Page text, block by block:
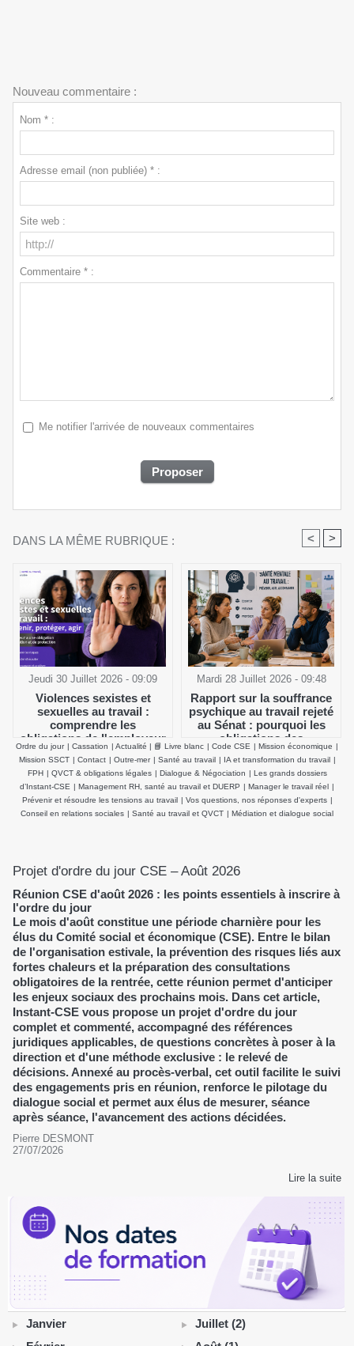
Nouveau commentaire :
Nom * :
Adresse email (non publiée) * :
Site web :
Commentaire * :
Me notifier l'arrivée de nouveaux commentaires
DANS LA MÊME RUBRIQUE : < >
Jeudi 30 Juillet 2026 - 09:09
Violences sexistes et
sexuelles au travail :
comprendre les
obligations de l'employeur
et agir efficacement
Mardi 28 Juillet 2026 - 09:48
Rapport sur la souffrance
psychique au travail rejeté
au Sénat : pourquoi les
obligations des
employeurs et du CSE
demeurent inchangées
Ordre du jour | Cassation | Actualité | 📘 Livre blanc | Code CSE | Mission économique |
Mission SSCT | Contact | Outre-mer | Santé au travail | IA et transformation du travail |
FPH | QVCT & obligations légales | Dialogue & Négociation | Les grands dossiers
d’Instant-CSE | Management RH, santé au travail et DUERP | Manager le travail réel |
Prévenir et résoudre les tensions au travail | Vos questions, nos réponses d'experts |
Conseil en relations sociales | Santé au travail et QVCT | Médiation et dialogue social
Projet d'ordre du jour CSE – Août 2026
Réunion CSE d'août 2026 : les points essentiels à inscrire à
l'ordre du jour
Le mois d'août constitue une période charnière pour les
élus du Comité social et économique (CSE). Entre le bilan
de l'organisation estivale, la prévention des risques liés aux
fortes chaleurs et la préparation des consultations
obligatoires de la rentrée, cette réunion permet d'anticiper
les enjeux sociaux des prochains mois. Dans cet article,
Instant-CSE vous propose un projet d'ordre du jour
complet et commenté, accompagné des références
juridiques applicables, de questions concrètes à poser à la
direction et d'une méthode exclusive : le relevé de
décisions. Annexé au procès-verbal, cet outil facilite le suivi
des engagements pris en réunion, renforce le pilotage du
dialogue social et permet aux élus de mesurer, séance
après séance, l'avancement des actions décidées.
Pierre DESMONT
27/07/2026
Lire la suite
Janvier
Juillet (2)